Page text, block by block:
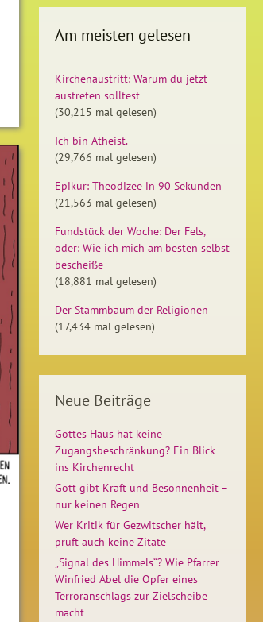
Am meisten gelesen
Kirchenaustritt: Warum du jetzt
austreten solltest
(30,215 mal gelesen)
Ich bin Atheist.
(29,766 mal gelesen)
Epikur: Theodizee in 90 Sekunden
(21,563 mal gelesen)
Fundstück der Woche: Der Fels,
oder: Wie ich mich am besten selbst
bescheiße
(18,881 mal gelesen)
Der Stammbaum der Religionen
(17,434 mal gelesen)
Neue Beiträge
Gottes Haus hat keine
Zugangsbeschränkung? Ein Blick
ins Kirchenrecht
Gott gibt Kraft und Besonnenheit –
nur keinen Regen
Wer Kritik für Gezwitscher hält,
prüft auch keine Zitate
„Signal des Himmels“? Wie Pfarrer
Winfried Abel die Opfer eines
Terroranschlags zur Zielscheibe
macht